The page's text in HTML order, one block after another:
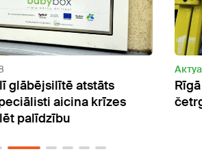
stāva logu izkritis
bērns
Дети